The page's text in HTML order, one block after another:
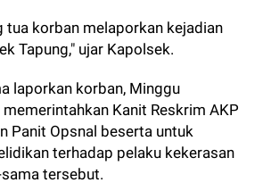
tua korban melaporkan kejadian
Tapung," ujar Kapolsek.
laporkan korban, Minggu
Kanit Reskrim AKP
Panit Opsnal beserta untuk
terhadap pelaku kekerasan
tersebut.